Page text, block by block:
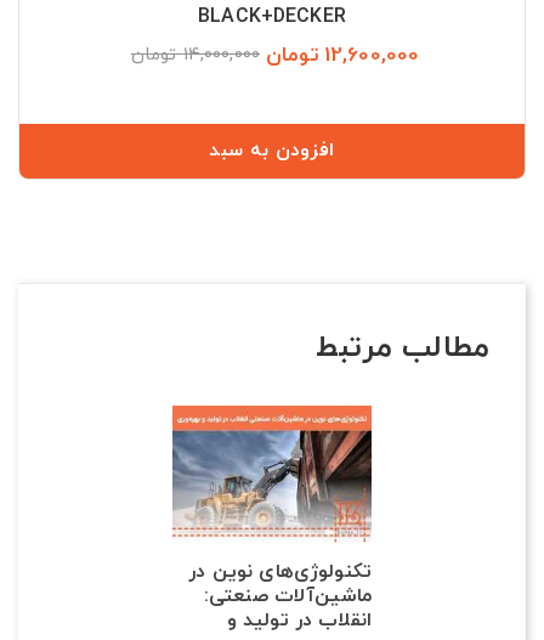
BLACK+DECKER
12,600,000 تومان 14,000,000 تومان
افزودن به سبد
مطالب مرتبط
تکنولوژی‌های نوین در
ماشین‌آلات صنعتی:
انقلاب در تولید و